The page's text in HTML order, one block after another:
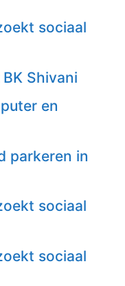
sociaal
Shivani
en
parkeren in
sociaal
sociaal